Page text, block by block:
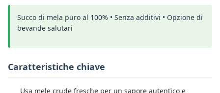
Succo di mela puro al 100% • Senza additivi • Opzione di
bevande salutari
Caratteristiche chiave
Usa mele crude fresche per un sapore autentico e